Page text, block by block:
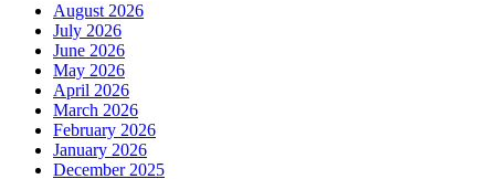
August 2026
July 2026
June 2026
May 2026
April 2026
March 2026
February 2026
January 2026
December 2025